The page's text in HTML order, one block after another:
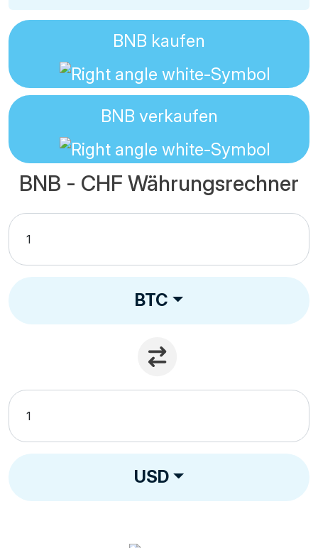
BNB kaufen
BNB verkaufen
BNB - CHF Währungsrechner
BTC
USD